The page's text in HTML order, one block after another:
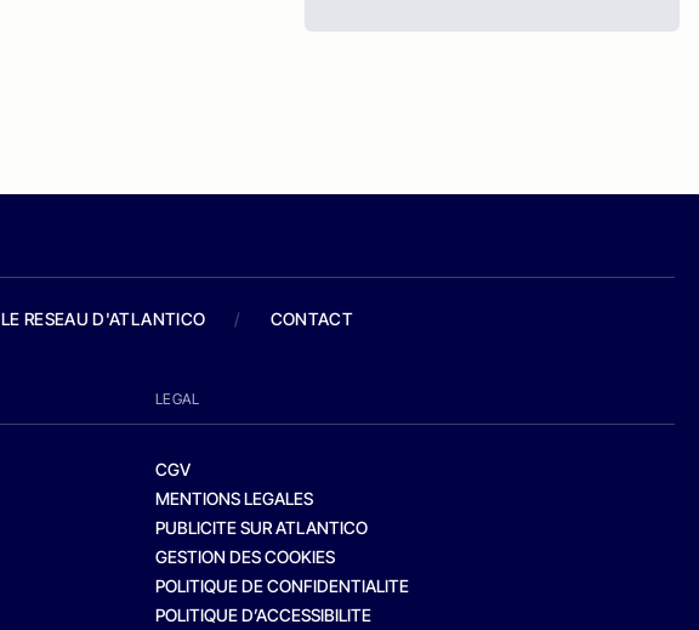
LE RESEAU D'ATLANTICO / CONTACT
LEGAL
CGV
MENTIONS LEGALES
PUBLICITE SUR ATLANTICO
GESTION DES COOKIES
POLITIQUE DE CONFIDENTIALITE
POLITIQUE D’ACCESSIBILITE